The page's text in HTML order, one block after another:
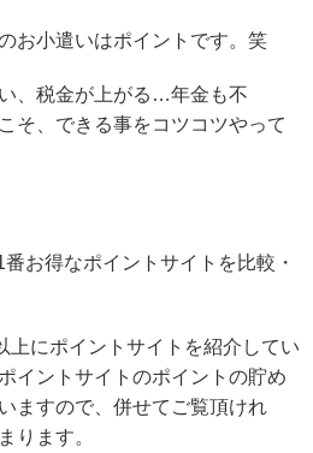
お小遣いはポイントです。笑
、税金が上がる…年金も不
、できる事をコツコツやって
お得なポイントサイトを比較・
上にポイントサイトを紹介してい
イントサイトのポイントの貯め
ますので、併せてご覧頂けれ
ります。